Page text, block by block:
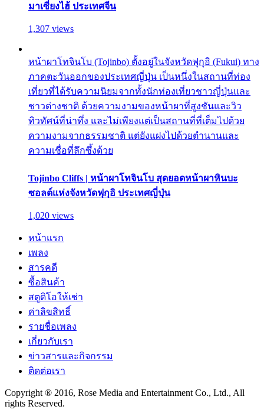
มาเซี่ยงไฮ้ ประเทศจีน
1,307 views
หน้าผาโทจินโบ (Tojinbo) ตั้งอยู่ในจังหวัดฟุกุอิ (Fukui) ทาง
ภาคตะวันออกของประเทศญี่ปุ่น เป็นหนึ่งในสถานที่ท่อง
เที่ยวที่ได้รับความนิยมจากทั้งนักท่องเที่ยวชาวญี่ปุ่นและ
ชาวต่างชาติ ด้วยความงามของหน้าผาที่สูงชันและวิว
ทิวทัศน์ที่น่าทึ่ง และไม่เพียงแต่เป็นสถานที่ที่เต็มไปด้วย
ความงามจากธรรมชาติ แต่ยังแฝงไปด้วยตำนานและ
ความเชื่อที่ลึกซึ้งด้วย
Tojinbo Cliffs | หน้าผาโทจินโบ สุดยอดหน้าผาหินบะ
ซอลต์แห่งจังหวัดฟุกุอิ ประเทศญี่ปุ่น
1,020 views
หน้าแรก
เพลง
สารคดี
ซื้อสินค้า
สตูดิโอให้เช่า
ค่าลิขสิทธิ์
รายชื่อเพลง
เกี่ยวกับเรา
ข่าวสารและกิจกรรม
ติดต่อเรา
Copyright ® 2016, Rose Media and Entertainment Co., Ltd., All
rights Reserved.